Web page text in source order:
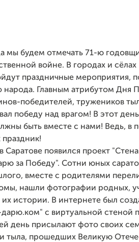
мы будем отмечать 71-ю
войне. В городах и
праздничные мероприятия,
народа. Главным атрибутом Дня
победителей, тружеников
победу над врагом! В этот
быть вместе с нами! Ведь, в
праздник!
в Саратове появился проект "Стена
за Победу". Сотни юных
вместе с родителями
нашли фотографии родных,
истории. В интернете был
дарю.ком" с виртуальной стеной
день присылают фото своих
тыла, прошедших Великую